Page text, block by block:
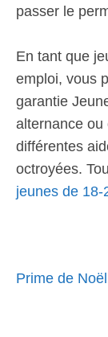
passer le
En tant que
emploi, vous
garantie
alternance ou
différentes
octroyées.
jeunes de 18-
Prime de